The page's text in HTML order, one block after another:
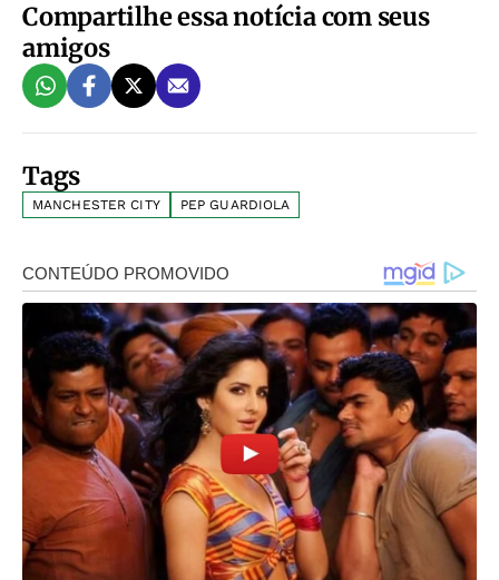
Compartilhe essa notícia com seus
amigos
Tags
MANCHESTER CITY PEP GUARDIOLA